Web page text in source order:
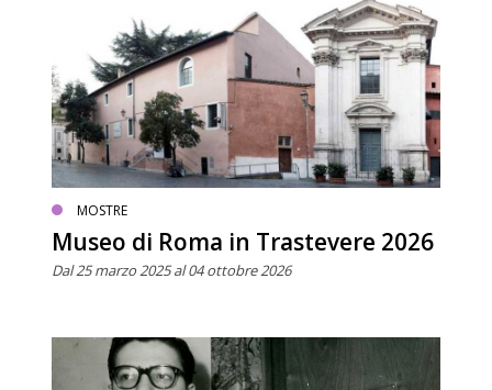
MOSTRE
Museo di Roma in Trastevere 2026
Dal 25 marzo 2025 al 04 ottobre 2026